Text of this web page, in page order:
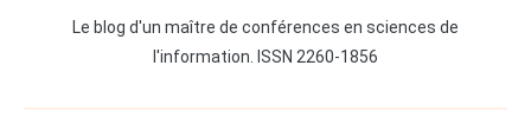
Le blog d'un maître de conférences en sciences de
l'information. ISSN 2260-1856